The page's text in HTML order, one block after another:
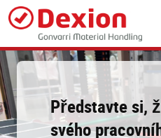
Skip
main
content
Představte si,
svého